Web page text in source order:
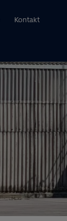
Kontakt